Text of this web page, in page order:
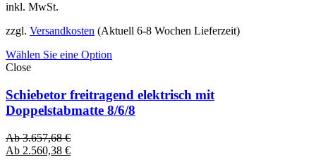
inkl. MwSt.
zzgl. Versandkosten (Aktuell 6-8 Wochen Lieferzeit)
Wählen Sie eine Option
Close
Schiebetor freitragend elektrisch mit
Doppelstabmatte 8/6/8
Ab3.657,68€
Ab 2.560,38 €